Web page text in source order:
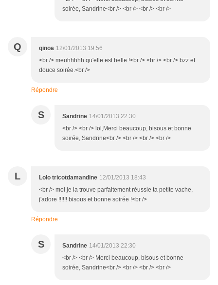
soirée, Sandrine<br /> <br /> <br /> <br />
Q qinoa 12/01/2013 19:56
<br /> meuhhhhh qu'elle est belle !<br /> <br /> <br /> bzz et
douce soirée.<br />
Répondre
S Sandrine 14/01/2013 22:30
<br /> <br /> lol,Merci beaucoup, bisous et bonne
soirée, Sandrine<br /> <br /> <br /> <br />
L Lolo tricotdamandine 12/01/2013 18:43
<br /> moi je la trouve parfaitement réussie ta petite vache,
j'adore !!!!!! bisous et bonne soirée !<br />
Répondre
S Sandrine 14/01/2013 22:30
<br /> <br /> Merci beaucoup, bisous et bonne
soirée, Sandrine<br /> <br /> <br /> <br />